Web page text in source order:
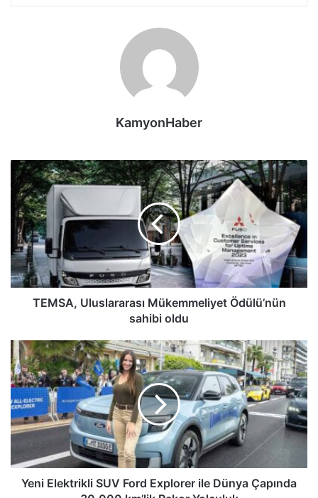
KamyonHaber
TEMSA,
Uluslararası
Mükemmeliyet
Ödülü’nün
sahibi
oldu
TEMSA, Uluslararası Mükemmeliyet Ödülü’nün
sahibi oldu
Yeni
Elektrikli
SUV
Ford
Explorer
ile
Dünya
30.000
km’lik
Yeni Elektrikli SUV Ford Explorer ile Dünya Çapında